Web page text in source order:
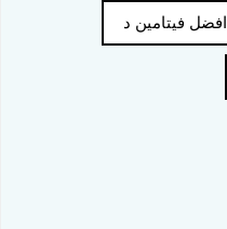
افضل فيتامين د